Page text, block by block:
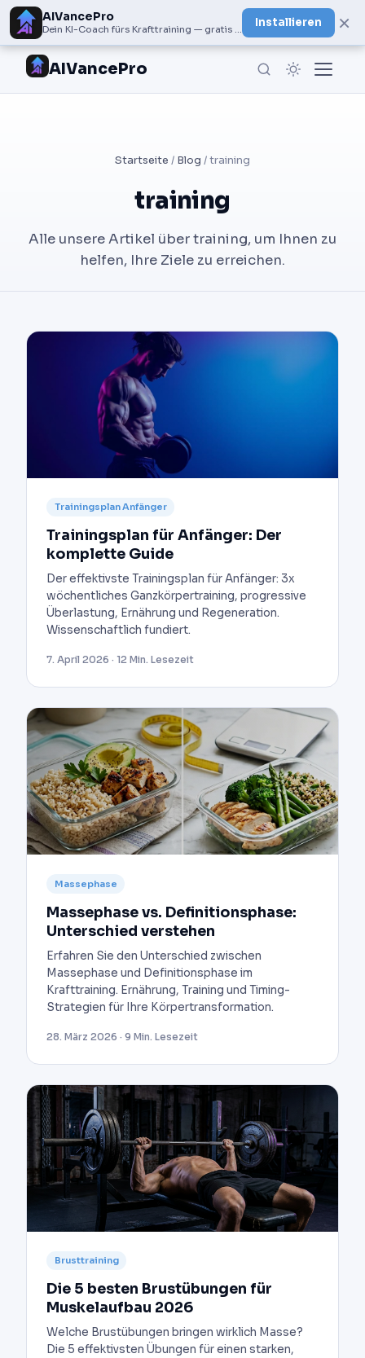
AIVancePro
Dein KI-Coach fürs Krafttraining — gratis bei Google Play
Installieren ×
AIVancePro
Startseite / Blog / training
training
Alle unsere Artikel über training, um Ihnen zu
helfen, Ihre Ziele zu erreichen.
Trainingsplan Anfänger
Trainingsplan für Anfänger: Der
komplette Guide
Der effektivste Trainingsplan für Anfänger: 3x
wöchentliches Ganzkörpertraining, progressive
Überlastung, Ernährung und Regeneration.
Wissenschaftlich fundiert.
7. April 2026 · 12 Min. Lesezeit
Massephase
Massephase vs. Definitionsphase:
Unterschied verstehen
Erfahren Sie den Unterschied zwischen
Massephase und Definitionsphase im
Krafttraining. Ernährung, Training und Timing-
Strategien für Ihre Körpertransformation.
28. März 2026 · 9 Min. Lesezeit
Brusttraining
Die 5 besten Brustübungen für
Muskelaufbau 2026
Welche Brustübungen bringen wirklich Masse?
Die 5 effektivsten Übungen für einen starken,